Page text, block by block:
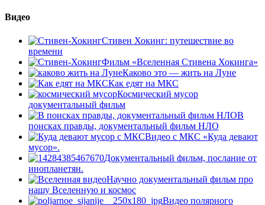
Видео
Стивен Хокинг: путешествие во
времени
Фильм «Вселенная Стивена Хокинга»
Каково это — жить на Луне
Как едят на МКС
Космический мусор
документальный фильм
В
поисках правды, документальный фильм НЛО
Видео с МКС «Куда девают
мусор».
Документальный фильм, послание от
инопланетян.
Научно документальный фильм про
нашу Вселенную и космос
Видео полярного